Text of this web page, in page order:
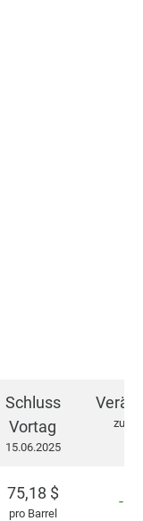
Schluss
Vortag
15.06.2025
zum
75,18 $
pro Barrel
-